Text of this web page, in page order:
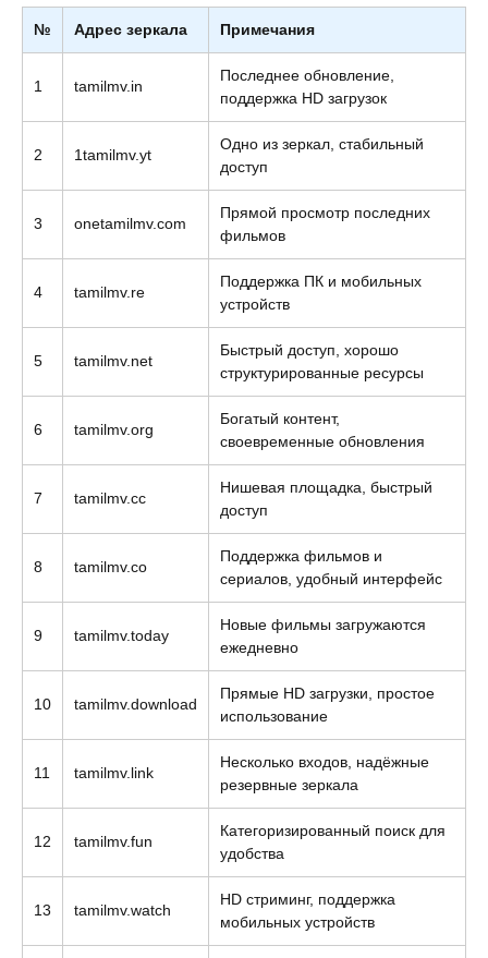
№ Адрес зеркала Примечания
1 tamilmv.in
Последнее обновление,
поддержка HD загрузок
2 1tamilmv.yt
Одно из зеркал, стабильный
доступ
3 onetamilmv.com
Прямой просмотр последних
фильмов
4 tamilmv.re
Поддержка ПК и мобильных
устройств
5 tamilmv.net
Быстрый доступ, хорошо
структурированные ресурсы
6 tamilmv.org
Богатый контент,
своевременные обновления
7 tamilmv.cc
Нишевая площадка, быстрый
доступ
8 tamilmv.co
Поддержка фильмов и
сериалов, удобный интерфейс
9 tamilmv.today
Новые фильмы загружаются
ежедневно
10 tamilmv.download
Прямые HD загрузки, простое
использование
11 tamilmv.link
Несколько входов, надёжные
резервные зеркала
12 tamilmv.fun
Категоризированный поиск для
удобства
13 tamilmv.watch
HD стриминг, поддержка
мобильных устройств